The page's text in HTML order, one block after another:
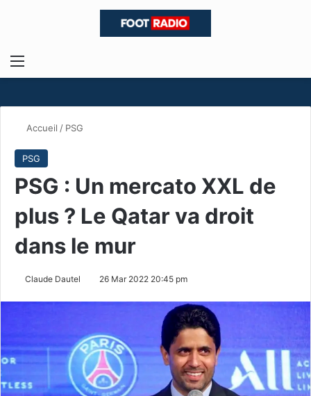
Menu
Accueil / PSG
PSG
PSG : Un mercato XXL de
plus ? Le Qatar va droit
dans le mur
Claude Dautel 26 Mar 2022 20:45 pm